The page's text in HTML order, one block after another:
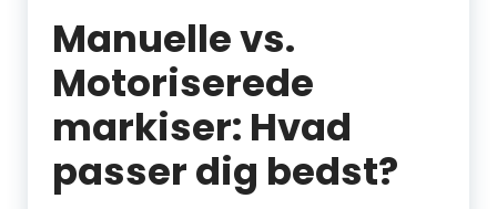
Manuelle vs.
Motoriserede
markiser: Hvad
passer dig bedst?